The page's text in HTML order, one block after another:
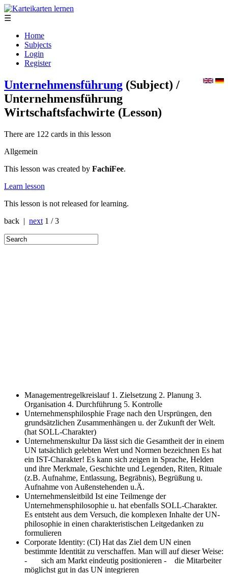
☰
Home
Subjects
Login
Register
Unternehmensführung (Subject) /
Unternehmensführung
Wirtschaftsfachwirte (Lesson)
There are 122 cards in this lesson
Allgemein
This lesson was created by FachiFee.
Learn lesson
This lesson is not released for learning.
back | next 1 / 3
Managementregelkreislauf 1. Zielsetzung 2. Planung 3.
Organisation 4. Durchführung 5. Kontrolle
Unternehmensphilosphie Frage nach den Ursprüngen, den
grundsätzlichen Zusammenhängen u. der Zukunft der Welt.
(hat SOLL-Charakter)
UnternehmenskulturDa lässt sich die Gesamtheit der in einem
UN tatsächlich gelebten Wert und Normen bezeichnen Es hat
ein IST-Charakter! Es kann sich zeigen in Sprache, Helden
und ihre Merkmale, Geschichte und Legenden, Riten, Rituale
(z.B. Aufnahme, Entlassung, Begräbnis), Begrüßung u.
Aufnahme von Außenstehenden u.Ä.
Unternehmensleitbild Ist eine Teilmenge der
Unternehmensphilosophie u. hat ebenfalls SOLL-Charakter.
Es entsteht aus dem Versuch, die komplexen Inhalte der UN-
philosophie in einen charakteristischen Leitgedanken zu
formulieren
Corporate Identity: (CI) Hat das Ziel dem UN einen
bestimmte Identität zu verschaffen. Man will auf dieser Weise:
- sich am Markt eindeutig positionieren - die Mitarbeiter
möglichst gut in das UN integrieren